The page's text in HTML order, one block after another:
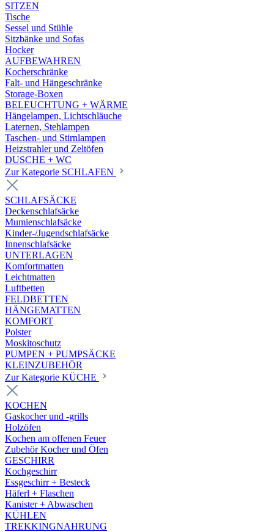
SITZEN
Tische
Sessel und Stühle
Sitzbänke und Sofas
Hocker
AUFBEWAHREN
Kocherschränke
Falt- und Hängeschränke
Storage-Boxen
BELEUCHTUNG + WÄRME
Hängelampen, Lichtschläuche
Laternen, Stehlampen
Taschen- und Stirnlampen
Heizstrahler und Zeltöfen
DUSCHE + WC
Zur Kategorie SCHLAFEN
SCHLAFSÄCKE
Deckenschlafsäcke
Mumienschlafsäcke
Kinder-/Jugendschlafsäcke
Innenschlafsäcke
UNTERLAGEN
Komfortmatten
Leichtmatten
Luftbetten
FELDBETTEN
HÄNGEMATTEN
KOMFORT
Polster
Moskitoschutz
PUMPEN + PUMPSÄCKE
KLEINZUBEHÖR
Zur Kategorie KÜCHE
KOCHEN
Gaskocher und -grills
Holzöfen
Kochen am offenen Feuer
Zubehör Kocher und Öfen
GESCHIRR
Kochgeschirr
Essgeschirr + Besteck
Häferl + Flaschen
Kanister + Abwaschen
KÜHLEN
TREKKINGNAHRUNG